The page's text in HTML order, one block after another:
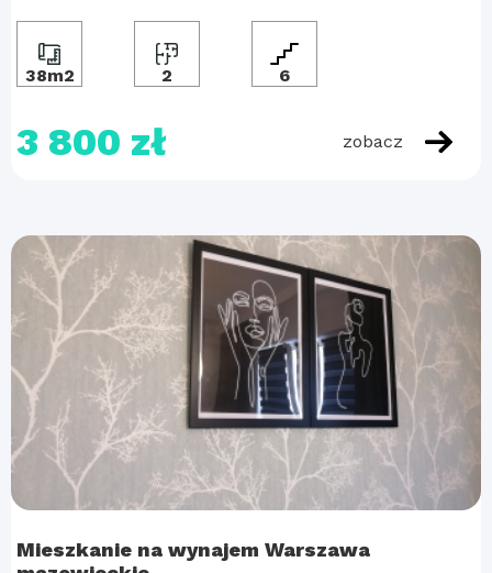
38m2 2 6
3 800 zł zobacz
Mieszkanie na wynajem Warszawa